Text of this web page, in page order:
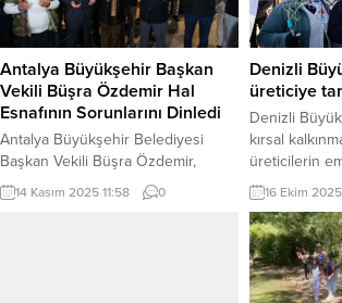
Antalya Büyükşehir Başkan
Vekili Büşra Özdemir Hal
Esnafının Sorunlarını Dinledi
Antalya Büyükşehir Belediyesi
Başkan Vekili Büşra Özdemir,
Cumhuriyet Halk Partisi (CHP) Tarım
ve Orman Bakanlığı’ndan Sorumlu
14 Kasım 2025 11:58 0
Denizli
üreticiye
Denizli
kırsal
üreticilerin
amacıyla
tarımsal
üreticilerin
ediyor.
genelinde
zeytin fidanı
16 Ekim